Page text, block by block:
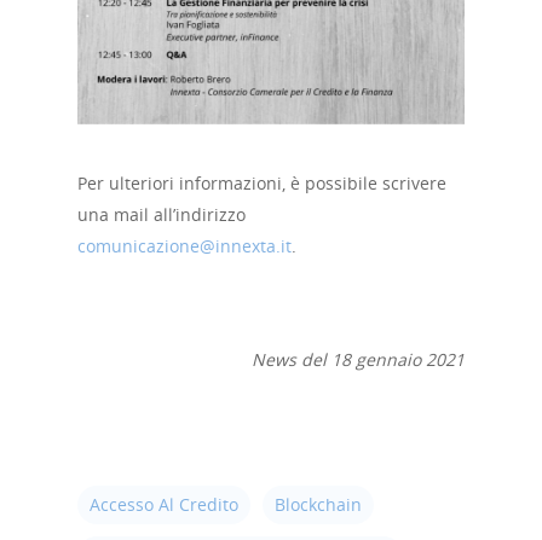
Per ulteriori informazioni, è possibile scrivere
una mail all’indirizzo
comunicazione@innexta.it
News del 18 gennaio 2021
Accesso Al Credito Blockchain
Home
Chi siamo
Crowdinvesting Hub
Finance Digital Index